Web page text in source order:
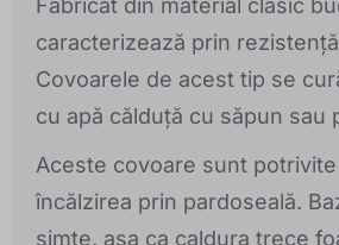
Fabricat din material clasic
caracterizează prin
Covoarele de acest tip se
cu apă călduță cu săpun sau
Aceste covoare sunt
încălzirea prin pardoseală.
simte, asa ca caldura trece